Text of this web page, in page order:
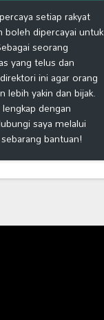
setiap rakyat
boleh dipercayai untuk
seorang
yang telus dan
ini agar orang
yakin dan bijak.
dengan
saya melalui
bantuan!